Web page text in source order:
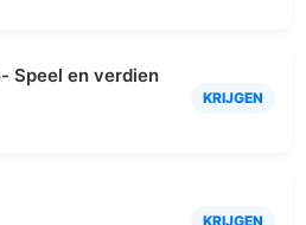
Speel en verdien
KRIJGEN
KRIJGEN